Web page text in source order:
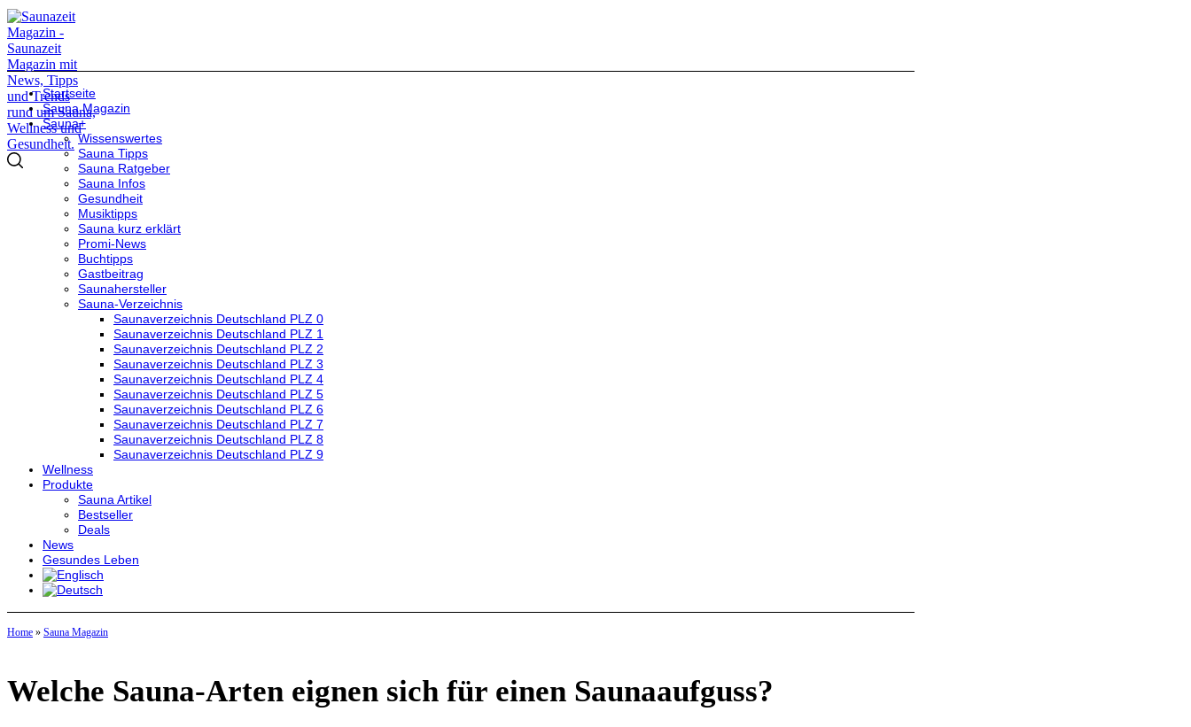
Startseite
Sauna Magazin
Sauna+
Wissenswertes
Sauna Tipps
Sauna Ratgeber
Sauna Infos
Gesundheit
Musiktipps
Sauna kurz erklärt
Promi-News
Buchtipps
Gastbeitrag
Saunahersteller
Sauna-Verzeichnis
Saunaverzeichnis Deutschland PLZ 0
Saunaverzeichnis Deutschland PLZ 1
Saunaverzeichnis Deutschland PLZ 2
Saunaverzeichnis Deutschland PLZ 3
Saunaverzeichnis Deutschland PLZ 4
Saunaverzeichnis Deutschland PLZ 5
Saunaverzeichnis Deutschland PLZ 6
Saunaverzeichnis Deutschland PLZ 7
Saunaverzeichnis Deutschland PLZ 8
Saunaverzeichnis Deutschland PLZ 9
Wellness
Produkte
Sauna Artikel
Bestseller
Deals
News
Gesundes Leben
Home » Sauna Magazin
Welche Sauna-Arten eignen sich für einen Saunaaufguss?